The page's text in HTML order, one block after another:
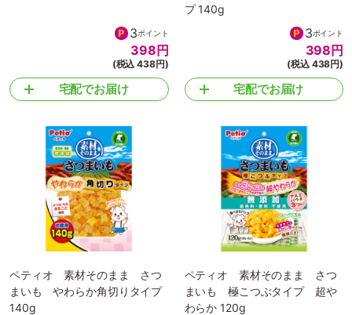
3ポイント
398円
(税込 438円)
宅配でお届け
プ 140g
3ポイント
398円
(税込 438円)
宅配でお届け
ペティオ 素材そのまま さつ
まいも やわらか角切りタイプ
140g
ペティオ 素材そのまま さつ
まいも 極こつぶタイプ 超や
わらか 120g